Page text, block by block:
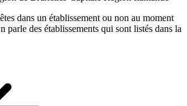
dans un établissement ou non au moment
parle des établissements qui sont listés dans la